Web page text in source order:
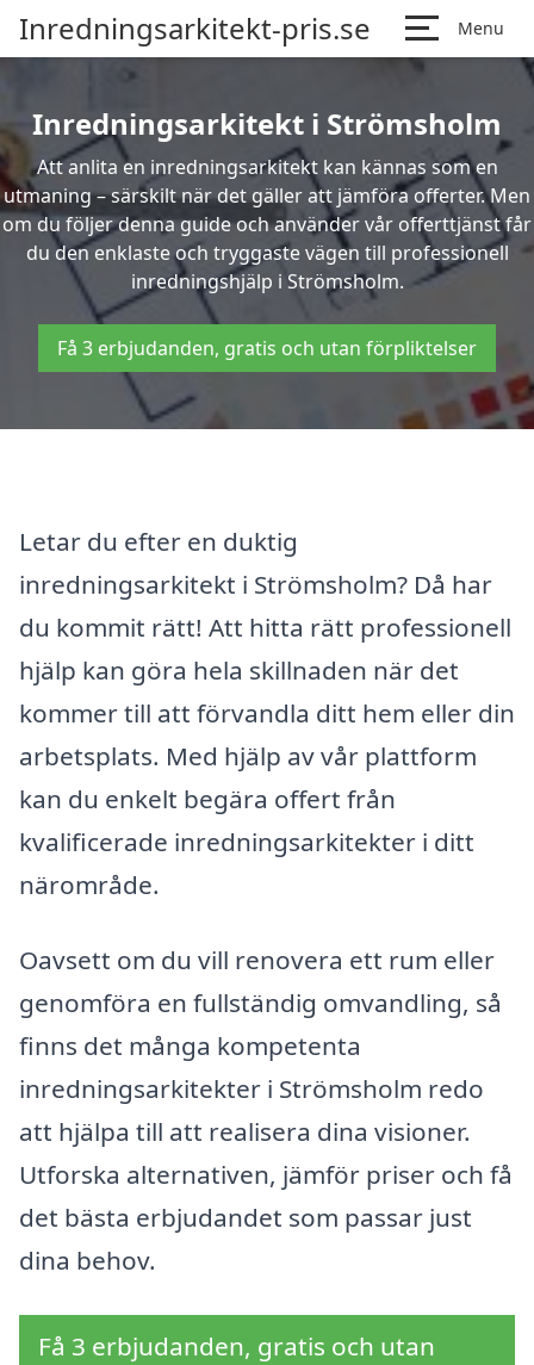
Inredningsarkitekt-pris.se Menu
Inredningsarkitekt i Strömsholm
Att anlita en inredningsarkitekt kan kännas som en
utmaning – särskilt när det gäller att jämföra offerter. Men
om du följer denna guide och använder vår offerttjänst får
du den enklaste och tryggaste vägen till professionell
inredningshjälp i Strömsholm.
Få 3 erbjudanden, gratis och utan förpliktelser
Letar du efter en duktig
inredningsarkitekt i Strömsholm? Då har
du kommit rätt! Att hitta rätt professionell
hjälp kan göra hela skillnaden när det
kommer till att förvandla ditt hem eller din
arbetsplats. Med hjälp av vår plattform
kan du enkelt begära offert från
kvalificerade inredningsarkitekter i ditt
närområde.
Oavsett om du vill renovera ett rum eller
genomföra en fullständig omvandling, så
finns det många kompetenta
inredningsarkitekter i Strömsholm redo
att hjälpa till att realisera dina visioner.
Utforska alternativen, jämför priser och få
det bästa erbjudandet som passar just
dina behov.
Få 3 erbjudanden, gratis och utan